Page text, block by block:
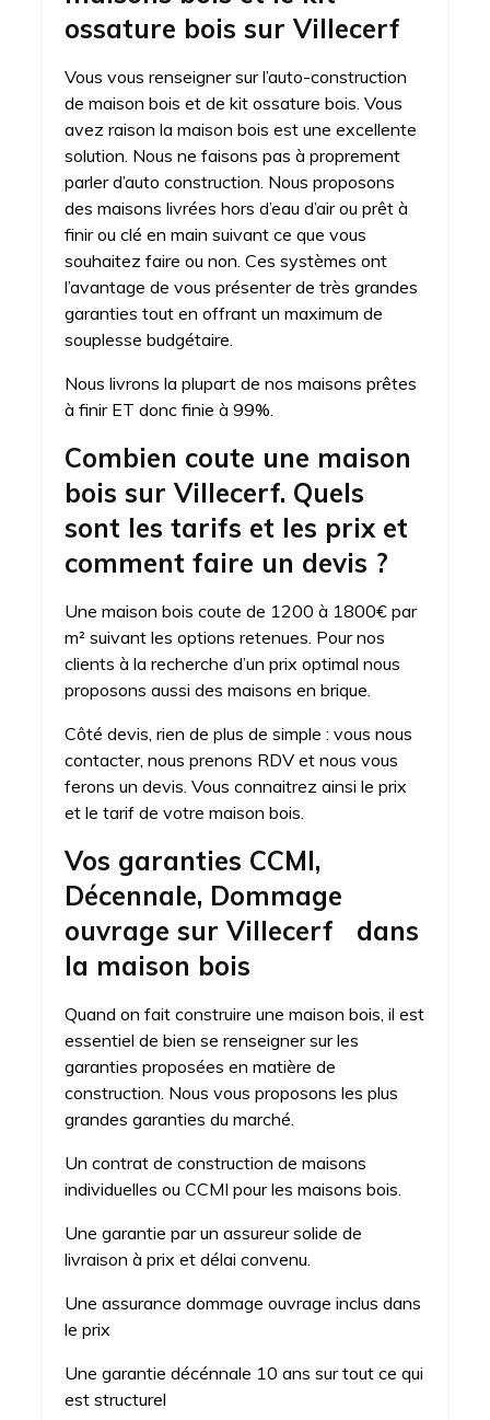
ossature bois sur Villecerf
Vous vous renseigner sur l’auto-construction
de maison bois et de kit ossature bois. Vous
avez raison la maison bois est une excellente
solution. Nous ne faisons pas à proprement
parler d’auto construction. Nous proposons
des maisons livrées hors d’eau d’air ou prêt à
finir ou clé en main suivant ce que vous
souhaitez faire ou non. Ces systèmes ont
l’avantage de vous présenter de très grandes
garanties tout en offrant un maximum de
souplesse budgétaire.
Nous livrons la plupart de nos maisons prêtes
à finir ET donc finie à 99%.
Combien coute une maison
bois sur Villecerf. Quels
sont les tarifs et les prix et
comment faire un devis ?
Une maison bois coute de 1200 à 1800€ par
m² suivant les options retenues. Pour nos
clients à la recherche d’un prix optimal nous
proposons aussi des maisons en brique.
Côté devis, rien de plus de simple : vous nous
contacter, nous prenons RDV et nous vous
ferons un devis. Vous connaitrez ainsi le prix
et le tarif de votre maison bois.
Vos garanties CCMI,
Décennale, Dommage
ouvrage sur Villecerf dans
la maison bois
Quand on fait construire une maison bois, il est
essentiel de bien se renseigner sur les
garanties proposées en matière de
construction. Nous vous proposons les plus
grandes garanties du marché.
Un contrat de construction de maisons
individuelles ou CCMI pour les maisons bois.
Une garantie par un assureur solide de
livraison à prix et délai convenu.
Une assurance dommage ouvrage inclus dans
le prix
Une garantie décénnale 10 ans sur tout ce qui
est structurel